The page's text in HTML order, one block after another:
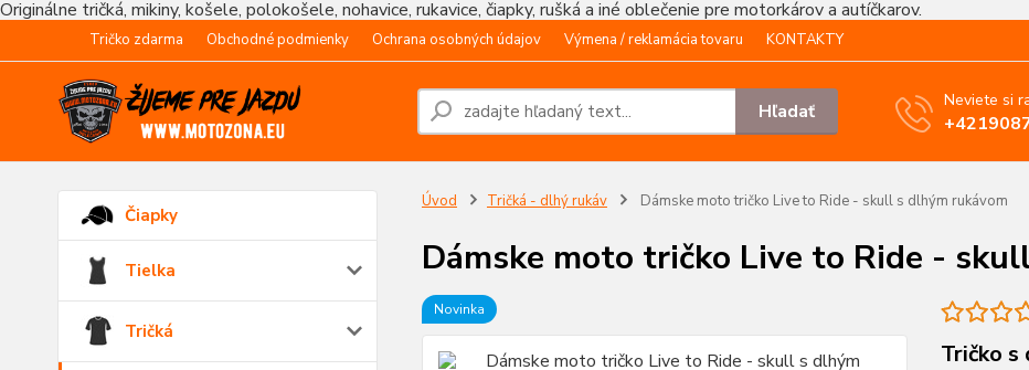
Originálne tričká, mikiny, košele, polokošele, nohavice, rukavice, čiapky, rušká a iné oblečenie pre motorkárov a autíčkarov.
Tričko zdarma Obchodné podmienky Ochrana osobných údajov Výmena / reklamácia tovaru KONTAKTY
Hľadať Neviete si
Čiapky
Tielka
Tričká
Úvod Tričká - dlhý rukáv Dámske moto tričko Live to Ride - skull s dlhým rukávom
Dámske moto tričko Live to Ride -
Novinka
Tričko